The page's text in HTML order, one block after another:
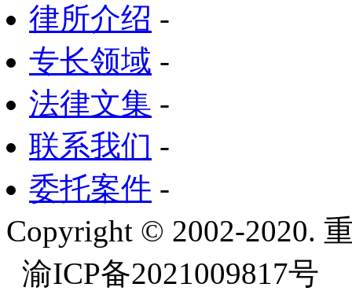
律所介绍 -
专长领域 -
法律文集 -
联系我们 -
委托案件 -
Copyright © 2002-2020.
渝ICP备2021009817号